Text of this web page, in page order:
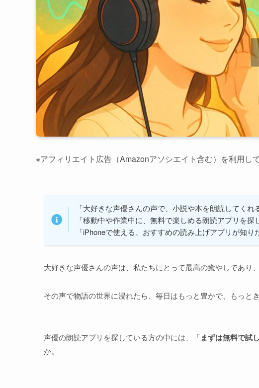
※アフィリエイト広告（Amazonアソシエイト含む）を利用し
「大好きな声優さんの声で、小説や本を朗読してくれ
「移動中や作業中に、無料で楽しめる朗読アプリを探
「iPhoneで使える、おすすめの読み上げアプリが知り
大好きな声優さんの声は、私たちにとって最高の癒やしであり
その声で物語の世界に浸れたら、毎日はもっと豊かで、もっと
声優の朗読アプリを探している方の中には、「まずは無料で試
か。